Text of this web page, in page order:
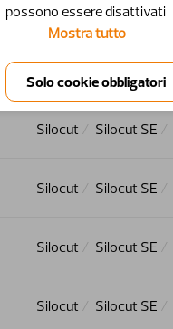
Silocut Silocut SE
Silocut Silocut SE
Silocut Silocut SE
Silocut Silocut SE
Silocut Silocut SE
possono essere disattivati ​​
Mostra tutto